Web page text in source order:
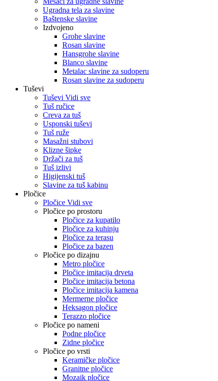
Ugradna tela za slavine
Baštenske slavine
Izdvojeno
Grohe slavine
Rosan slavine
Hansgrohe slavine
Blanco slavine
Metalac slavine za sudoperu
Rosan slavine za sudoperu
Tuševi
Tuševi Vidi sve
Tuš ručice
Creva za tuš
Usponski tuševi
Tuš ruže
Masažni stubovi
Klizne šipke
Držači za tuš
Tuš izlivi
Higijenski tuš
Slavine za tuš kabinu
Pločice
Pločice Vidi sve
Pločice po prostoru
Pločice za kupatilo
Pločice za kuhinju
Pločice za terasu
Pločice za bazen
Pločice po dizajnu
Metro pločice
Pločice imitacija drveta
Pločice imitacija betona
Pločice imitacija kamena
Mermerne pločice
Heksagon pločice
Terazzo pločice
Pločice po nameni
Podne pločice
Zidne pločice
Pločice po vrsti
Keramičke pločice
Granitne pločice
Mozaik pločice